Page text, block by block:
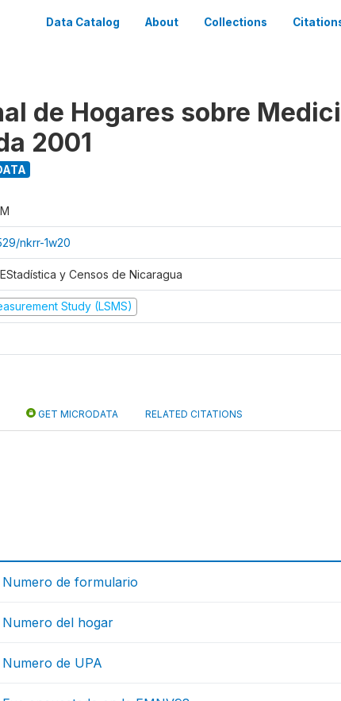
Data Catalog About Collections
de Hogares sobre
2001
nkrr-1w20
y Censos de Nicaragua
Study (LSMS)
GET MICRODATA RELATED CITATIONS
Numero de formulario
Numero del hogar
Numero de UPA